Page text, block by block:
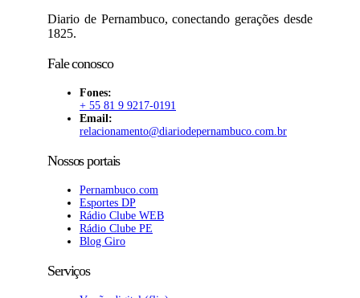
Diario de Pernambuco, conectando gerações desde
1825.
Fale conosco
Fones:
+ 55 81 9 9217-0191
Email:
relacionamento@diariodepernambuco.com.br
Nossos portais
Pernambuco.com
Esportes DP
Rádio Clube WEB
Rádio Clube PE
Blog Giro
Serviços